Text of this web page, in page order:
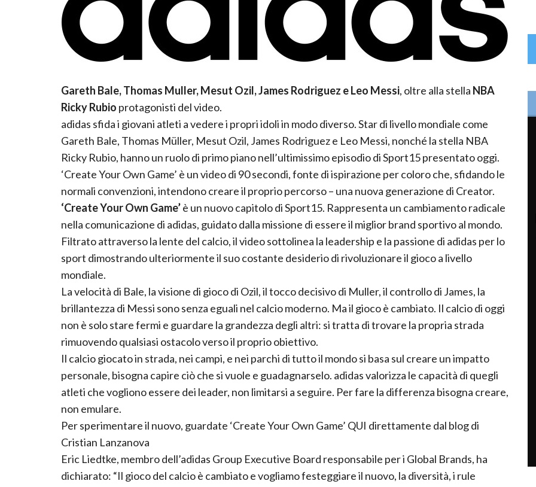
Gareth Bale, Thomas Muller, Mesut Ozil, James Rodriguez e Leo Messi, oltre alla stella NBA
Ricky Rubio protagonisti del video.
adidas sfida i giovani atleti a vedere i propri idoli in modo diverso. Star di livello mondiale come
Gareth Bale, Thomas Müller, Mesut Ozil, James Rodriguez e Leo Messi, nonché la stella NBA
Ricky Rubio, hanno un ruolo di primo piano nell’ultimissimo episodio di Sport15 presentato oggi.
‘Create Your Own Game’ è un video di 90 secondi, fonte di ispirazione per coloro che, sfidando le
normali convenzioni, intendono creare il proprio percorso – una nuova generazione di Creator.
‘Create Your Own Game’è un nuovo capitolo di Sport15. Rappresenta un cambiamento radicale
nella comunicazione di adidas, guidato dalla missione di essere il miglior brand sportivo al mondo.
Filtrato attraverso la lente del calcio, il video sottolinea la leadership e la passione di adidas per lo
sport dimostrando ulteriormente il suo costante desiderio di rivoluzionare il gioco a livello
mondiale.
La velocità di Bale, la visione di gioco di Ozil, il tocco decisivo di Muller, il controllo di James, la
brillantezza di Messi sono senza eguali nel calcio moderno. Ma il gioco è cambiato. Il calcio di oggi
non è solo stare fermi e guardare la grandezza degli altri: si tratta di trovare la propria strada
rimuovendo qualsiasi ostacolo verso il proprio obiettivo.
Il calcio giocato in strada, nei campi, e nei parchi di tutto il mondo si basa sul creare un impatto
personale, bisogna capire ciò che si vuole e guadagnarselo. adidas valorizza le capacità di quegli
atleti che vogliono essere dei leader, non limitarsi a seguire. Per fare la differenza bisogna creare,
non emulare.
Per sperimentare il nuovo, guardate ‘Create Your Own Game’ QUI direttamente dal blog di
Cristian Lanzanova
Eric Liedtke, membro dell’adidas Group Executive Board responsabile per i Global Brands, ha
dichiarato: “Il gioco del calcio è cambiato e vogliamo festeggiare il nuovo, la diversità, i rule